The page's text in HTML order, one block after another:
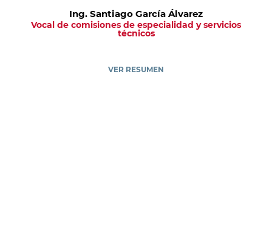
Ing. Santiago García Álvarez
Vocal de comisiones de especialidad y servicios
técnicos
VER RESUMEN